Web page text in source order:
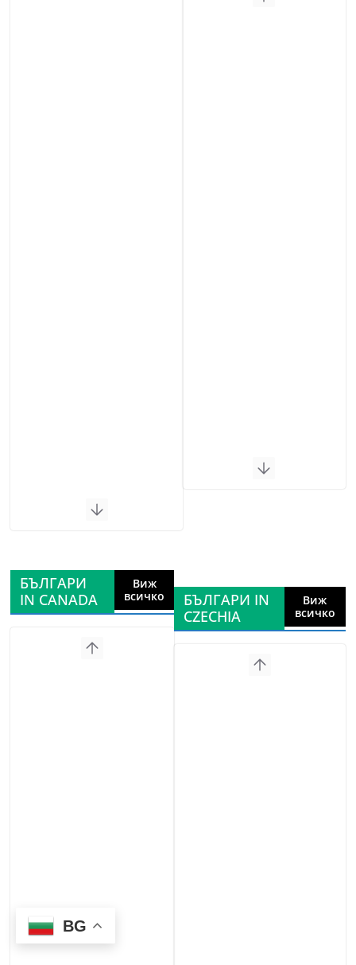
БЪЛГАРИ
IN CANADA
Виж
всичко
БЪЛГАРИ IN
CZECHIA
Виж
всичко
BG